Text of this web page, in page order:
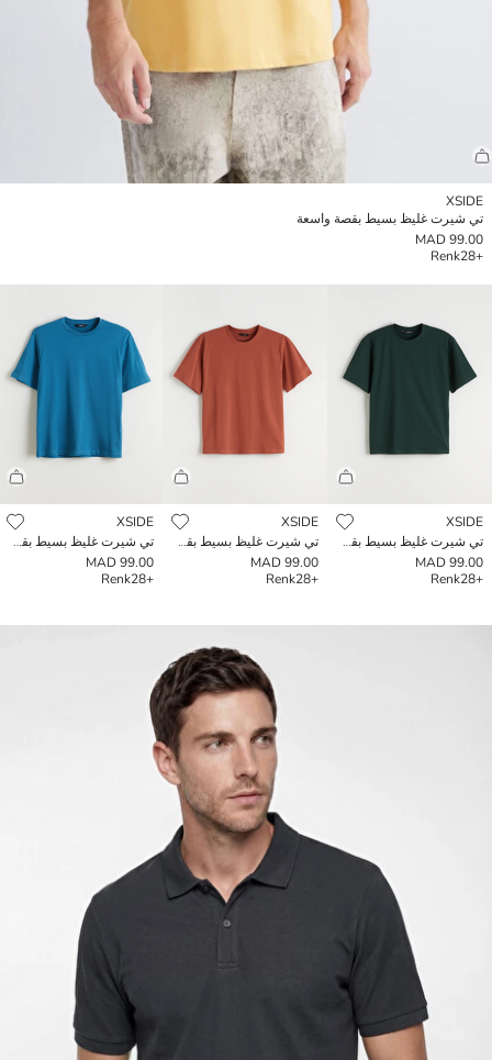
XSIDE
تي شيرت غليظ بسيط بقصة واسعة
99.00 MAD
+28
Renk
XSIDE
تي شيرت غليظ بسيط بقصة واسعة
99.00 MAD
+28
Renk
XSIDE
تي شيرت غليظ بسيط بقصة واسعة
99.00 MAD
+28
Renk
XSIDE
تي شيرت غليظ بسيط بقصة واسعة
99.00 MAD
+28
Renk